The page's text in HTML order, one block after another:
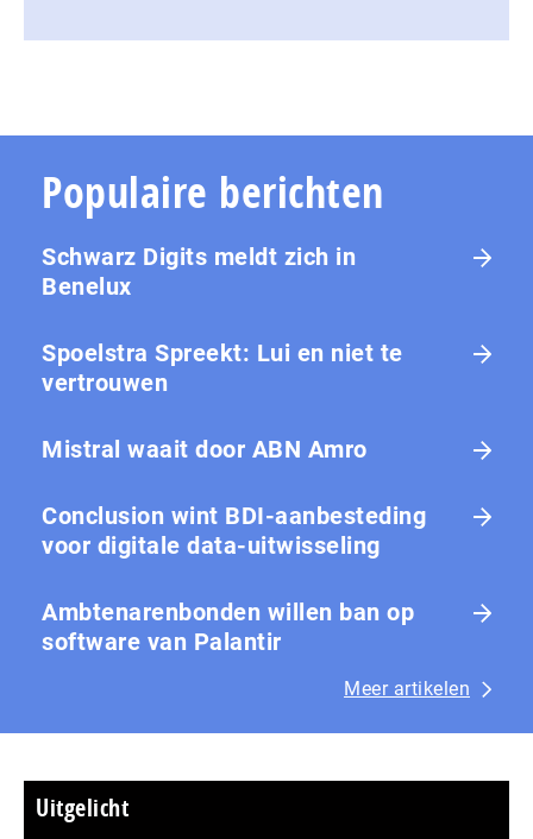
Populaire berichten
Schwarz Digits meldt zich in
Benelux
Spoelstra Spreekt: Lui en niet te
vertrouwen
Mistral waait door ABN Amro
Conclusion wint BDI-aanbesteding
voor digitale data-uitwisseling
Ambtenarenbonden willen ban op
software van Palantir
Meer artikelen
Uitgelicht